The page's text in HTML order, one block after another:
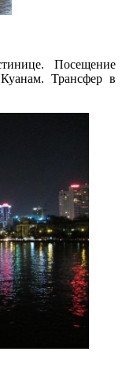
Посещение
Трансфер в